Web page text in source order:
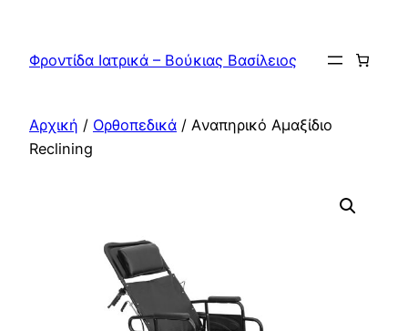
περιεχόμενο
Φροντίδα Ιατρικά – Βούκιας Βασίλειος
Αρχική / Ορθοπεδικά / Aναπηρικό Αμαξίδιο
Reclining